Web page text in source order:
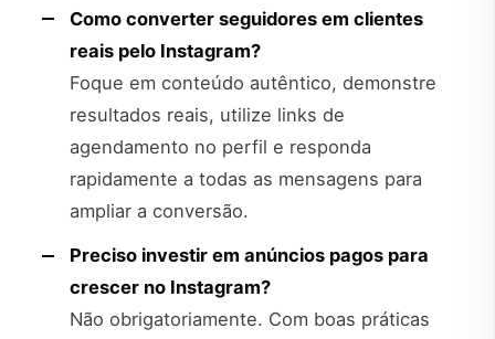
Como converter seguidores em clientes
reais pelo Instagram?
Foque em conteúdo autêntico, demonstre
resultados reais, utilize links de
agendamento no perfil e responda
rapidamente a todas as mensagens para
ampliar a conversão.
Preciso investir em anúncios pagos para
crescer no Instagram?
Não obrigatoriamente. Com boas práticas